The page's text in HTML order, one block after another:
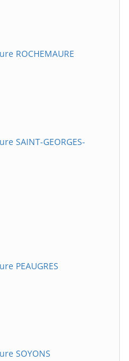
ROCHEMAURE
SAINT-GEORGES-
PEAUGRES
SOYONS